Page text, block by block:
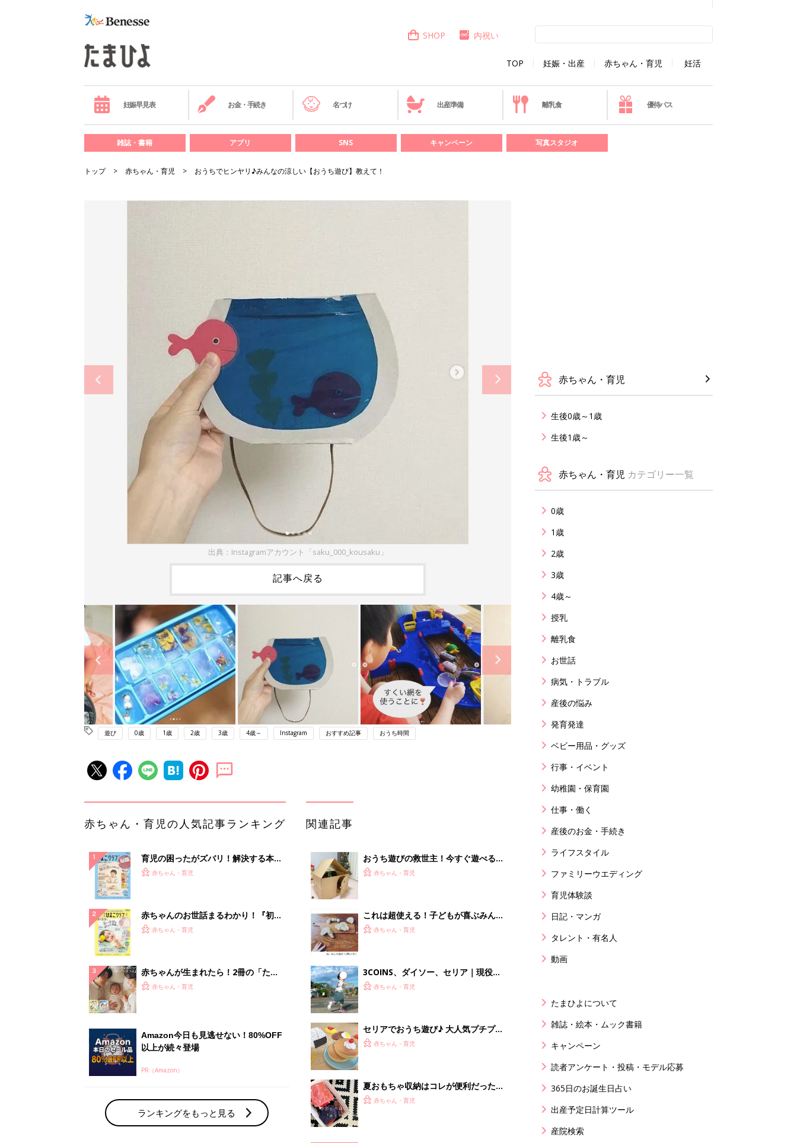
TOP 妊娠・出産 赤ちゃん・育児 妊活
SHOP 内祝い
妊娠早見表 お金・手続き 名づけ 出産準備 離乳食 優待パス
雑誌・書籍 アプリ SNS キャンペーン 写真スタジオ
トップ 赤ちゃん・育児 おうちでヒンヤリ♪みんなの涼しい【おうち遊び】教えて！
出典：Instagramアカウント「saku_000_kousaku」
記事へ戻る
遊び 0歳 1歳 2歳 3歳 4歳～ Instagram おすすめ記事 おうち時間
赤ちゃん・育児の人気記事ランキング
育児の困ったがズバリ！解決する本
『ひよこクラブ 秋号』 4カ月～2才
赤ちゃん・育児
赤ちゃんのお世話まるわかり！『初め
てのひよこクラブ 夏号』〈巻頭大特
赤ちゃん・育児
赤ちゃんが生まれたら！2冊の「たま
ひよ」
赤ちゃん・育児
Amazon今日も見逃せない！80%OFF
以上が続々登場
PR（Amazon）
ランキングをもっと見る
関連記事
おうち遊びの救世主！今すぐ遊べる段
ボール遊び4選
赤ちゃん・育児
これは超使える！子どもが喜ぶみんな
のおうち遊びアイデア
赤ちゃん・育児
3COINS、ダイソー、セリア｜現役保
育士もおすすめ！外遊びがもっと楽し
赤ちゃん・育児
セリアでおうち遊び♪ 大人気プチプラ
おもちゃ5選
赤ちゃん・育児
夏おもちゃ収納はコレが便利だった！
真似したいアイデア5選
赤ちゃん・育児
赤ちゃん・育児
生後0歳～1歳
生後1歳～
赤ちゃん・育児 カテゴリー一覧
0歳
1歳
2歳
3歳
4歳～
授乳
離乳食
お世話
病気・トラブル
産後の悩み
発育発達
ベビー用品・グッズ
行事・イベント
幼稚園・保育園
仕事・働く
産後のお金・手続き
ライフスタイル
ファミリーウエディング
育児体験談
日記・マンガ
タレント・有名人
動画
たまひよについて
雑誌・絵本・ムック書籍
キャンペーン
読者アンケート・投稿・モデル応募
365日のお誕生日占い
出産予定日計算ツール
産院検索